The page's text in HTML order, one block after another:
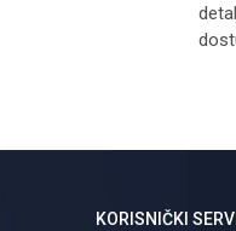
KORISNIČKI